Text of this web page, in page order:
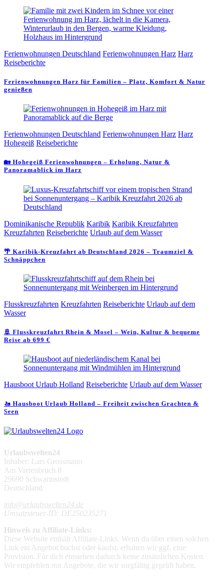
Ferienwohnungen Deutschland Ferienwohnungen Harz Harz
Reiseberichte
Ferienwohnungen Harz für Familien – Platz, Komfort & Natur
genießen
Ferienwohnungen Deutschland Ferienwohnungen Harz Harz
Hohegeiß Reiseberichte
🏡 Hohegeiß Ferienwohnungen – Erholung, Natur &
Panoramablick im Harz
Dominikanische Republik Karibik Karibik Kreuzfahrten
Kreuzfahrten Reiseberichte Urlaub auf dem Wasser
🌴 Karibik-Kreuzfahrt ab Deutschland 2026 – Traumziel &
Schnäppchen
Flusskreuzfahrten Kreuzfahrten Reiseberichte Urlaub auf dem
Wasser
🚢 Flusskreuzfahrt Rhein & Mosel – Wein, Kultur & bequeme
Reise ab 699 €
Hausboot Urlaub Holland Reiseberichte Urlaub auf dem Wasser
🚤 Hausboot Urlaub Holland – Freiheit zwischen Grachten &
Seen
Urlaubswelten24
Inhaber: Lars Grossmann
Am Varrenbruch 8
29690 Schwarmstedt
Deutschland
info@urlaubswelten24.de
Umsatzsteuer-ID: DE250235271
Hinweis zu Affiliate-Links:
Diese Website enthält Affiliate-Links. Wenn du über einen solchen
Link ein Angebot buchst oder kaufst, erhalten wir ggf. eine
Provision. Für dich entstehen dadurch keine zusätzlichen Kosten.
Wir empfehlen nur Angebote, die wir sorgfältig geprüft haben.